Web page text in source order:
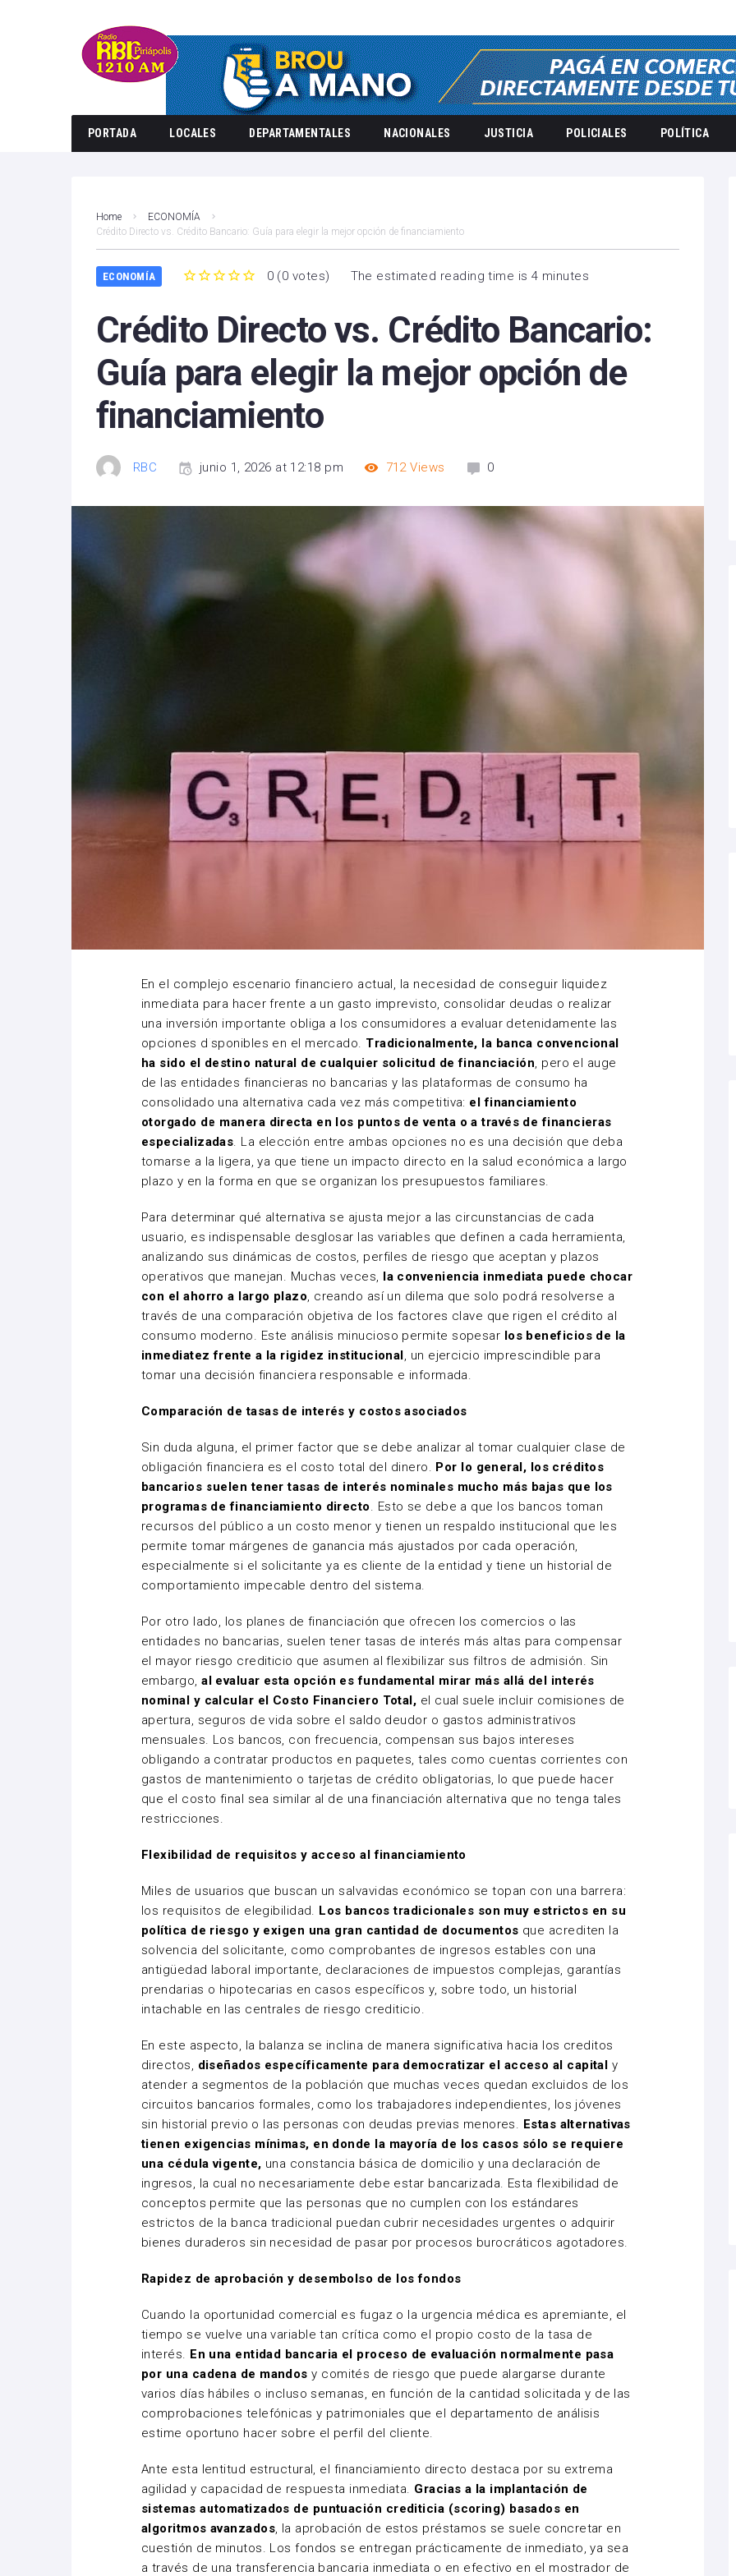
PORTADA LOCALES DEPARTAMENTALES NACIONALES JUSTICIA POLICIALES POLÍTICA
Home
ECONOMÍA
Crédito Directo vs. Crédito Bancario: Guía para elegir la mejor opción de financiamiento
ECONOMÍA 0 (0 votes) The estimated reading time is 4 minutes
Crédito Directo vs. Crédito Bancario:
Guía para elegir la mejor opción de
financiamiento
RBC junio 1, 2026 at 12:18 pm 712 Views 0
En el complejo escenario financiero actual, la necesidad de conseguir liquidez
inmediata para hacer frente a un gasto imprevisto, consolidar deudas o realizar
una inversión importante obliga a los consumidores a evaluar detenidamente las
opciones disponibles en el mercado. Tradicionalmente, la banca convencional
ha sido el destino natural de cualquier solicitud de financiación, pero el auge
de las entidades financieras no bancarias y las plataformas de consumo ha
consolidado una alternativa cada vez más competitiva: el financiamiento
otorgado de manera directa en los puntos de venta o a través de financieras
especializadas. La elección entre ambas opciones no es una decisión que deba
tomarse a la ligera, ya que tiene un impacto directo en la salud económica a largo
plazo y en la forma en que se organizan los presupuestos familiares.
Para determinar qué alternativa se ajusta mejor a las circunstancias de cada
usuario, es indispensable desglosar las variables que definen a cada herramienta,
analizando sus dinámicas de costos, perfiles de riesgo que aceptan y plazos
operativos que manejan. Muchas veces, la conveniencia inmediata puede chocar
con el ahorro a largo plazo, creando así un dilema que solo podrá resolverse a
través de una comparación objetiva de los factores clave que rigen el crédito al
consumo moderno. Este análisis minucioso permite sopesar los beneficios de la
inmediatez frente a la rigidez institucional, un ejercicio imprescindible para
tomar una decisión financiera responsable e informada.
Comparación de tasas de interés y costos asociados
Sin duda alguna, el primer factor que se debe analizar al tomar cualquier clase de
obligación financiera es el costo total del dinero. Por lo general, los créditos
bancarios suelen tener tasas de interés nominales mucho más bajas que los
programas de financiamiento directo. Esto se debe a que los bancos toman
recursos del público a un costo menor y tienen un respaldo institucional que les
permite tomar márgenes de ganancia más ajustados por cada operación,
especialmente si el solicitante ya es cliente de la entidad y tiene un historial de
comportamiento impecable dentro del sistema.
Por otro lado, los planes de financiación que ofrecen los comercios o las
entidades no bancarias, suelen tener tasas de interés más altas para compensar
el mayor riesgo crediticio que asumen al flexibilizar sus filtros de admisión. Sin
embargo,al evaluar esta opción es fundamental mirar más allá del interés
nominal y calcular el Costo Financiero Total, el cual suele incluir comisiones de
apertura, seguros de vida sobre el saldo deudor o gastos administrativos
mensuales. Los bancos, con frecuencia, compensan sus bajos intereses
obligando a contratar productos en paquetes, tales como cuentas corrientes con
gastos de mantenimiento o tarjetas de crédito obligatorias, lo que puede hacer
que el costo final sea similar al de una financiación alternativa que no tenga tales
restricciones.
Flexibilidad de requisitos y acceso al financiamiento
Miles de usuarios que buscan un salvavidas económico se topan con una barrera:
los requisitos de elegibilidad. Los bancos tradicionales son muy estrictos en su
política de riesgo y exigen una gran cantidad de documentos que acrediten la
solvencia del solicitante, como comprobantes de ingresos estables con una
antigüedad laboral importante, declaraciones de impuestos complejas, garantías
prendarias o hipotecarias en casos específicos y, sobre todo, un historial
intachable en las centrales de riesgo crediticio.
En este aspecto, la balanza se inclina de manera significativa hacia los creditos
directos, diseñados específicamente para democratizar el acceso al capital y
atender a segmentos de la población que muchas veces quedan excluidos de los
circuitos bancarios formales, como los trabajadores independientes, los jóvenes
sin historial previo o las personas con deudas previas menores. Estas alternativas
tienen exigencias mínimas, en donde la mayoría de los casos sólo se requiere
una cédula vigente, una constancia básica de domicilio y una declaración de
ingresos, la cual no necesariamente debe estar bancarizada. Esta flexibilidad de
conceptos permite que las personas que no cumplen con los estándares
estrictos de la banca tradicional puedan cubrir necesidades urgentes o adquirir
bienes duraderos sin necesidad de pasar por procesos burocráticos agotadores.
Rapidez de aprobación y desembolso de los fondos
Cuando la oportunidad comercial es fugaz o la urgencia médica es apremiante, el
tiempo se vuelve una variable tan crítica como el propio costo de la tasa de
interés. En una entidad bancaria el proceso de evaluación normalmente pasa
por una cadena de mandos y comités de riesgo que puede alargarse durante
varios días hábiles o incluso semanas, en función de la cantidad solicitada y de las
comprobaciones telefónicas y patrimoniales que el departamento de análisis
estime oportuno hacer sobre el perfil del cliente.
Ante esta lentitud estructural, el financiamiento directo destaca por su extrema
agilidad y capacidad de respuesta inmediata. Gracias a la implantación de
sistemas automatizados de puntuación crediticia (scoring) basados en
algoritmos avanzados, la aprobación de estos préstamos se suele concretar en
cuestión de minutos. Los fondos se entregan prácticamente de inmediato, ya sea
a través de una transferencia bancaria inmediata o en efectivo en el mostrador de